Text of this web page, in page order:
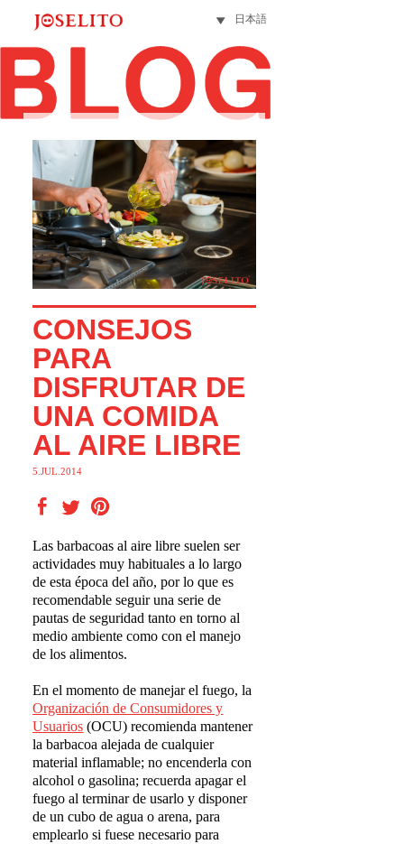
日本語
CONSEJOS
PARA
DISFRUTAR DE
UNA COMIDA
AL AIRE LIBRE
5.JUL.2014
Las barbacoas al aire libre suelen ser
actividades muy habituales a lo largo
de esta época del año, por lo que es
recomendable seguir una serie de
pautas de seguridad tanto en torno al
medio ambiente como con el manejo
de los alimentos.
En el momento de manejar el fuego, la
Organización de Consumidores y
Usuarios (OCU) recomienda mantener
la barbacoa alejada de cualquier
material inflamable; no encenderla con
alcohol o gasolina; recuerda apagar el
fuego al terminar de usarlo y disponer
de un cubo de agua o arena, para
emplearlo si fuese necesario para